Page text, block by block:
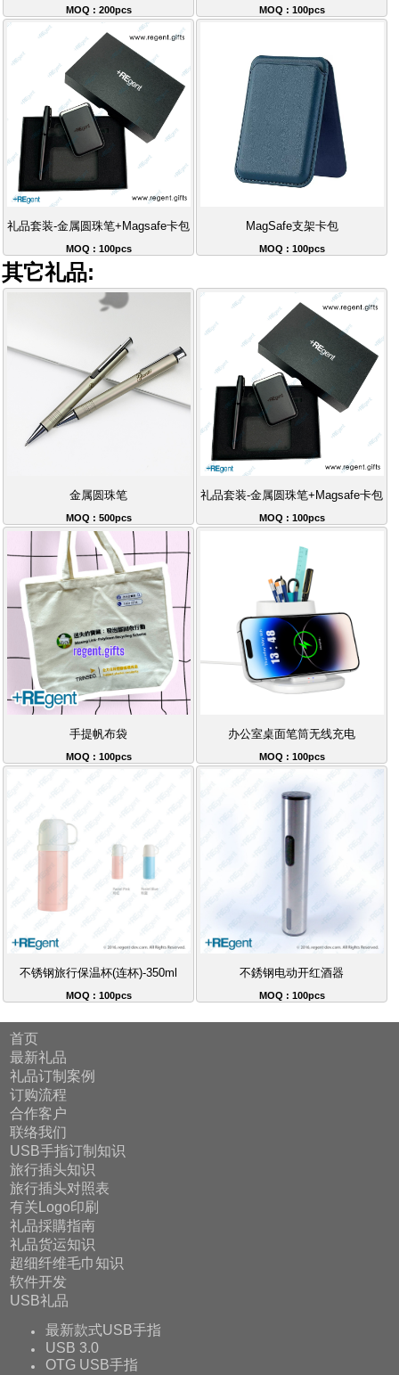
MOQ : 200pcs MOQ : 100pcs
礼品套装-金属圆珠笔+Magsafe卡包
MOQ : 100pcs
MagSafe支架卡包
MOQ : 100pcs
其它礼品:
金属圆珠笔
MOQ : 500pcs
礼品套装-金属圆珠笔+Magsafe卡包
MOQ : 100pcs
手提帆布袋
MOQ : 100pcs
办公室桌面笔筒无线充电
MOQ : 100pcs
不锈钢旅行保温杯(连杯)-350ml
MOQ : 100pcs
不銹钢电动开红酒器
MOQ : 100pcs
首页
最新礼品
礼品订制案例
订购流程
合作客户
联络我们
USB手指订制知识
旅行插头知识
旅行插头对照表
有关Logo印刷
礼品採購指南
礼品货运知识
超细纤维毛巾知识
软件开发
USB礼品
最新款式USB手指
USB 3.0
OTG USB手指